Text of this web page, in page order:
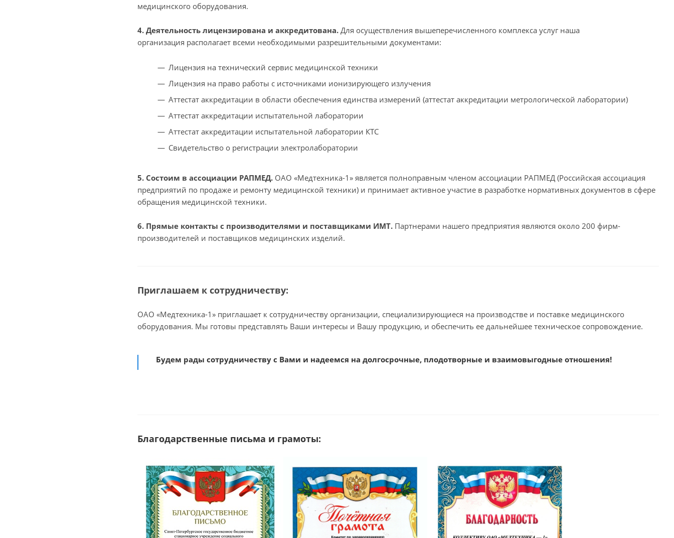
медицинского оборудования.
4. Деятельность лицензирована и аккредитована. Для осуществления вышеперечисленного комплекса услуг наша
организация располагает всеми необходимыми разрешительными документами:
Лицензия на технический сервис медицинской техники
Лицензия на право работы с источниками ионизирующего излучения
Аттестат аккредитации в области обеспечения единства измерений (аттестат аккредитации метрологической лаборатории)
Аттестат аккредитации испытательной лаборатории
Аттестат аккредитации испытательной лаборатории КТС
Свидетельство о регистрации электролаборатории
5. Состоим в ассоциации РАПМЕД. ОАО «Медтехника-1» является полноправным членом ассоциации РАПМЕД (Российская ассоциация
предприятий по продаже и ремонту медицинской техники) и принимает активное участие в разработке нормативных документов в сфере
обращения медицинской техники.
6. Прямые контакты с производителями и поставщиками ИМТ. Партнерами нашего предприятия являются около 200 фирм-
производителей и поставщиков медицинских изделий.
Приглашаем к сотрудничеству:
ОАО «Медтехника-1» приглашает к сотрудничеству организации, специализирующиеся на производстве и поставке медицинского
оборудования. Мы готовы представлять Ваши интересы и Вашу продукцию, и обеспечить ее дальнейшее техническое сопровождение.
Будем рады сотрудничеству с Вами и надеемся на долгосрочные, плодотворные и взаимовыгодные отношения!
Благодарственные письма и грамоты: